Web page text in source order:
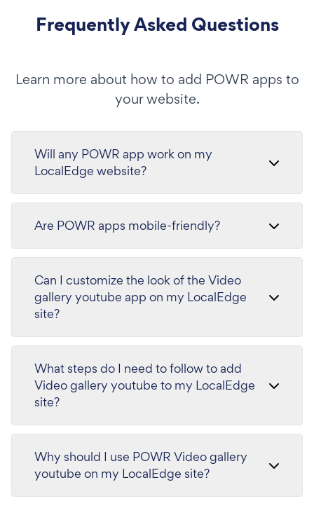
Frequently Asked Questions
Learn more about how to add POWR apps to
your website.
Will any POWR app work on my
LocalEdge website?
Are POWR apps mobile-friendly?
Can I customize the look of the Video
gallery youtube app on my LocalEdge
site?
What steps do I need to follow to add
Video gallery youtube to my LocalEdge
site?
Why should I use POWR Video gallery
youtube on my LocalEdge site?